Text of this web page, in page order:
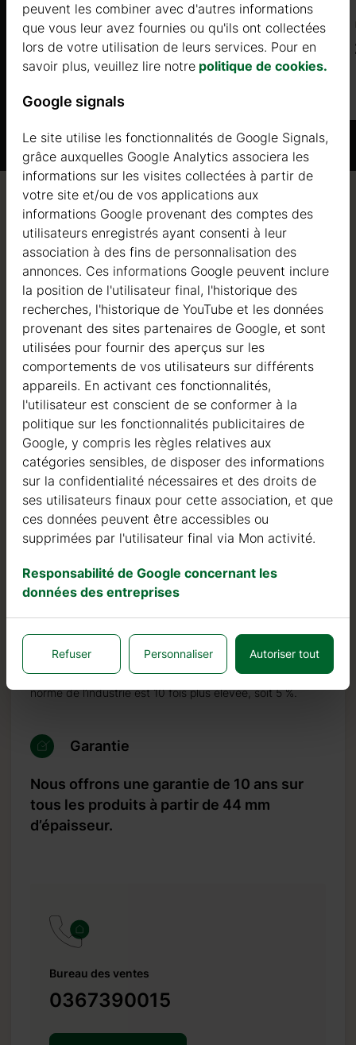
Prix à partir de
2562 €
Qualité / garantie / conseil
Qualité
Nous sommes actifs dans le domaine de la fabrication
de structures en bois depuis 2004. Au cours de ces
années, nous avons sélectionné les meilleurs
fournisseurs de bois. Nous utilisons exclusivement du
sapin nordique à croissance lente provenant de forêts
certifiées FSC en Europe du Nord.
Le bois de sapin nordique se distingue par ses
caractéristiques idéales dans la construction de maisons
en bois. Il est de couleur très claire, avec peu de nœuds,
et est connu pour sa résistance à la pourriture, à la
moisissure et aux insectes.
En plus des investissements dans le bois, nous
continuons à investir dans des machines automatiques
pour pouvoir produire des produits de qualité toujours
Nous pouvons fièrement affirmer que notre taux de
retour ou de défaut est inférieur à 0,5 %, tandis que la
norme de l’industrie est 10 fois plus élevée, soit 5 %.
Garantie
Nous offrons une garantie de 10 ans sur
tous les produits à partir de 44 mm
d’épaisseur.
Bureau des ventes
0367390015
peuvent les combiner avec d'autres informations
que vous leur avez fournies ou qu'ils ont collectées
lors de votre utilisation de leurs services. Pour en
savoir plus, veuillez lire notre politique de cookies.
Google signals
Le site utilise les fonctionnalités de Google Signals,
grâce auxquelles Google Analytics associera les
informations sur les visites collectées à partir de
votre site et/ou de vos applications aux
informations Google provenant des comptes des
utilisateurs enregistrés ayant consenti à leur
association à des fins de personnalisation des
annonces. Ces informations Google peuvent inclure
la position de l'utilisateur final, l'historique des
recherches, l'historique de YouTube et les données
provenant des sites partenaires de Google, et sont
utilisées pour fournir des aperçus sur les
comportements de vos utilisateurs sur différents
appareils. En activant ces fonctionnalités,
l'utilisateur est conscient de se conformer à la
politique sur les fonctionnalités publicitaires de
Google, y compris les règles relatives aux
catégories sensibles, de disposer des informations
sur la confidentialité nécessaires et des droits de
ses utilisateurs finaux pour cette association, et que
ces données peuvent être accessibles ou
supprimées par l'utilisateur final via Mon activité.
Responsabilité de Google concernant les
données des entreprises
Refuser Personnaliser Autoriser tout